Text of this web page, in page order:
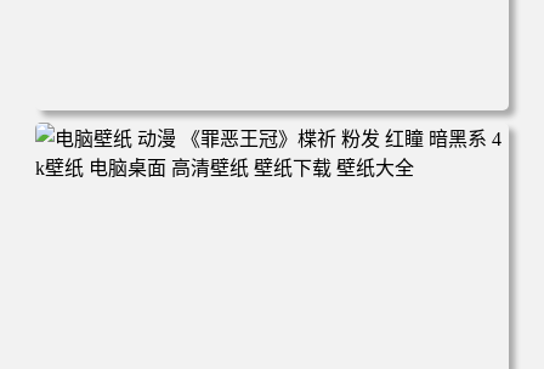
电脑壁纸 动漫 小白 日落 木栈道 田野 蜡笔小新 遛小白 麦田
电脑桌面 高清壁纸 壁纸下载 壁纸大全